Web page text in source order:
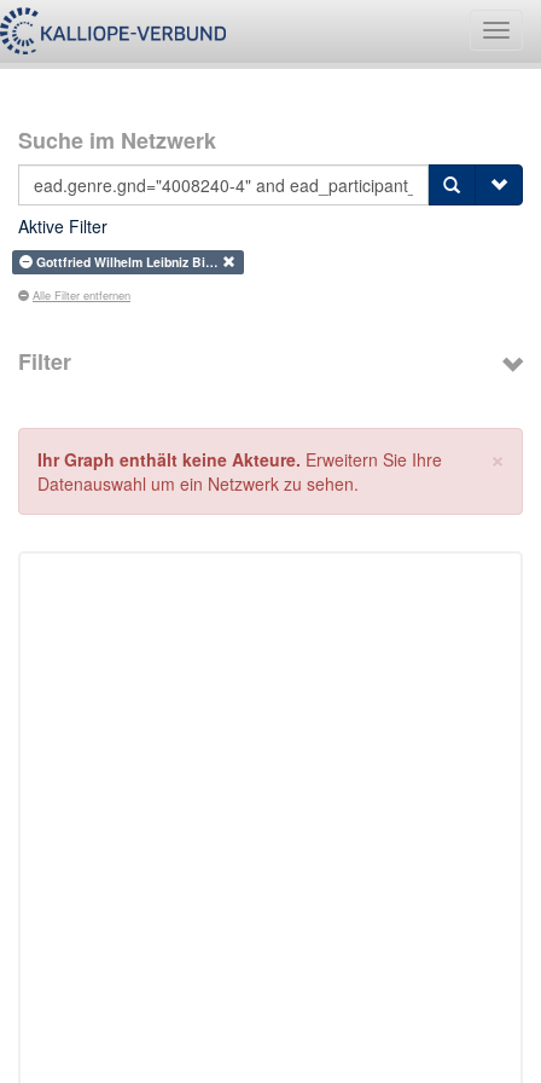
Suche im Netzwerk
Aktive Filter
Gottfried Wilhelm Leibniz Bi…
Alle Filter entfernen
Filter
×
Ihr Graph enthält keine Akteure. Erweitern Sie Ihre
Datenauswahl um ein Netzwerk zu sehen.